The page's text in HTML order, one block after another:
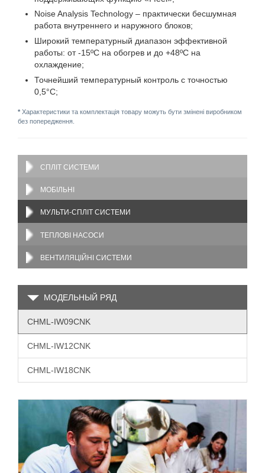
Noise Analysis Technology – практически бесшумная
работа внутреннего и наружного блоков;
Широкий температурный диапазон эффективной
работы: от -15ºС на обогрев и до +48ºС на
охлаждение;
Точнейший температурный контроль с точностью
0,5°C;
* Характеристики та комплектація товару можуть бути змінені виробником
без попередження.
СПЛІТ СИСТЕМИ
МОБІЛЬНІ
МУЛЬТИ-СПЛІТ СИСТЕМИ
ТЕПЛОВІ НАСОСИ
ВЕНТИЛЯЦІЙНІ СИСТЕМИ
МОДЕЛЬНЫЙ РЯД
CHML-IW09CNK
CHML-IW12CNK
CHML-IW18CNK